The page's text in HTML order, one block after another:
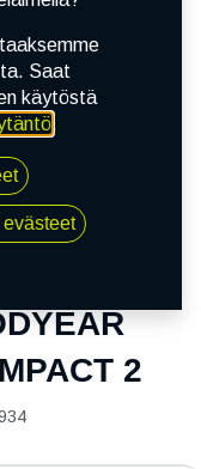
2
Saat
käytöstä
.